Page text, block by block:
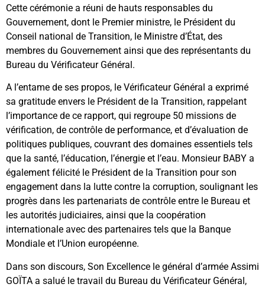
Cette cérémonie a réuni de hauts responsables du
Gouvernement, dont le Premier ministre, le Président du
Conseil national de Transition, le Ministre d’État, des
membres du Gouvernement ainsi que des représentants du
Bureau du Vérificateur Général.
A l’entame de ses propos, le Vérificateur Général a exprimé
sa gratitude envers le Président de la Transition, rappelant
l’importance de ce rapport, qui regroupe 50 missions de
vérification, de contrôle de performance, et d’évaluation de
politiques publiques, couvrant des domaines essentiels tels
que la santé, l’éducation, l’énergie et l’eau. Monsieur BABY a
également félicité le Président de la Transition pour son
engagement dans la lutte contre la corruption, soulignant les
progrès dans les partenariats de contrôle entre le Bureau et
les autorités judiciaires, ainsi que la coopération
internationale avec des partenaires tels que la Banque
Mondiale et l’Union européenne.
Dans son discours, Son Excellence le général d’armée Assimi
GOÏTA a salué le travail du Bureau du Vérificateur Général,